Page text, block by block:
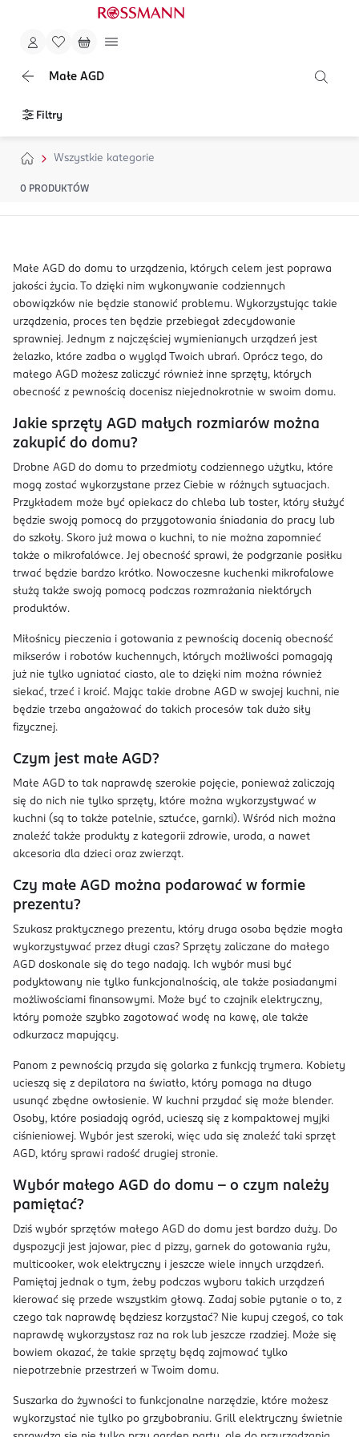
Małe AGD
Filtry
Wszystkie kategorie
0 PRODUKTÓW
Małe AGD do domu to urządzenia, których celem jest poprawa
jakości życia. To dzięki nim wykonywanie codziennych
obowiązków nie będzie stanowić problemu. Wykorzystując takie
urządzenia, proces ten będzie przebiegał zdecydowanie
sprawniej. Jednym z najczęściej wymienianych urządzeń jest
żelazko, które zadba o wygląd Twoich ubrań. Oprócz tego, do
małego AGD możesz zaliczyć również inne sprzęty, których
obecność z pewnością docenisz niejednokrotnie w swoim domu.
Jakie sprzęty AGD małych rozmiarów można
zakupić do domu?
Drobne AGD do domu to przedmioty codziennego użytku, które
mogą zostać wykorzystane przez Ciebie w różnych sytuacjach.
Przykładem może być opiekacz do chleba lub toster, który służyć
będzie swoją pomocą do przygotowania śniadania do pracy lub
do szkoły. Skoro już mowa o kuchni, to nie można zapomnieć
także o mikrofalówce. Jej obecność sprawi, że podgrzanie posiłku
trwać będzie bardzo krótko. Nowoczesne kuchenki mikrofalowe
służą także swoją pomocą podczas rozmrażania niektórych
produktów.
Miłośnicy pieczenia i gotowania z pewnością docenią obecność
mikserów i robotów kuchennych, których możliwości pomagają
już nie tylko ugniatać ciasto, ale to dzięki nim można również
siekać, trzeć i kroić. Mając takie drobne AGD w swojej kuchni, nie
będzie trzeba angażować do takich procesów tak dużo siły
fizycznej.
Czym jest małe AGD?
Małe AGD to tak naprawdę szerokie pojęcie, ponieważ zaliczają
się do nich nie tylko sprzęty, które można wykorzystywać w
kuchni (są to także patelnie, sztućce, garnki). Wśród nich można
znaleźć także produkty z kategorii zdrowie, uroda, a nawet
akcesoria dla dzieci oraz zwierząt.
Czy małe AGD można podarować w formie
prezentu?
Szukasz praktycznego prezentu, który druga osoba będzie mogła
wykorzystywać przez długi czas? Sprzęty zaliczane do małego
AGD doskonale się do tego nadają. Ich wybór musi być
podyktowany nie tylko funkcjonalnością, ale także posiadanymi
możliwościami finansowymi. Może być to czajnik elektryczny,
który pomoże szybko zagotować wodę na kawę, ale także
odkurzacz mapujący.
Panom z pewnością przyda się golarka z funkcją trymera. Kobiety
ucieszą się z depilatora na światło, który pomaga na długo
usunąć zbędne owłosienie. W kuchni przydać się może blender.
Osoby, które posiadają ogród, ucieszą się z kompaktowej myjki
ciśnieniowej. Wybór jest szeroki, więc uda się znaleźć taki sprzęt
AGD, który sprawi radość drugiej stronie.
Wybór małego AGD do domu – o czym należy
pamiętać?
Dziś wybór sprzętów małego AGD do domu jest bardzo duży. Do
dyspozycji jest jajowar, piec d pizzy, garnek do gotowania ryżu,
multicooker, wok elektryczny i jeszcze wiele innych urządzeń.
Pamiętaj jednak o tym, żeby podczas wyboru takich urządzeń
kierować się przede wszystkim głową. Zadaj sobie pytanie o to, z
czego tak naprawdę będziesz korzystać? Nie kupuj czegoś, co tak
naprawdę wykorzystasz raz na rok lub jeszcze rzadziej. Może się
bowiem okazać, że takie sprzęty będą zajmować tylko
niepotrzebnie przestrzeń w Twoim domu.
Suszarka do żywności to funkcjonalne narzędzie, które możesz
wykorzystać nie tylko po grzybobraniu. Grill elektryczny świetnie